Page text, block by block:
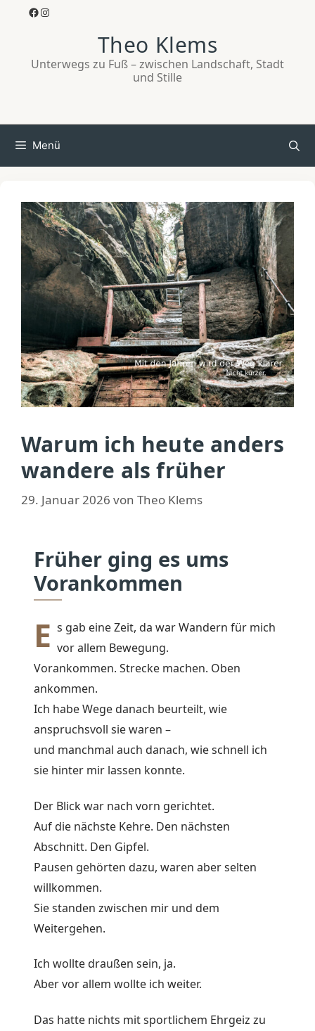
Facebook
Instagram
Theo Klems
Unterwegs zu Fuß – zwischen Landschaft, Stadt
und Stille
Menü
Warum ich heute anders
wandere als früher
29. Januar 2026 von Theo Klems
Früher ging es ums
Vorankommen
E s gab eine Zeit, da war Wandern für mich
vor allem Bewegung.
Vorankommen. Strecke machen. Oben
ankommen.
Ich habe Wege danach beurteilt, wie
anspruchsvoll sie waren –
und manchmal auch danach, wie schnell ich
sie hinter mir lassen konnte.
Der Blick war nach vorn gerichtet.
Auf die nächste Kehre. Den nächsten
Abschnitt. Den Gipfel.
Pausen gehörten dazu, waren aber selten
willkommen.
Sie standen zwischen mir und dem
Weitergehen.
Ich wollte draußen sein, ja.
Aber vor allem wollte ich weiter.
Das hatte nichts mit sportlichem Ehrgeiz zu